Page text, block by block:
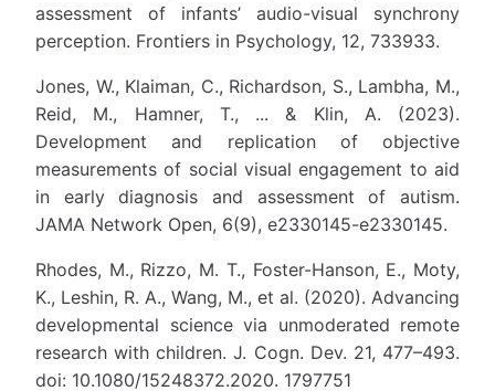
assessment of infants’ audio-visual synchrony
perception. Frontiers in Psychology, 12, 733933.
Jones, W., Klaiman, C., Richardson, S., Lambha, M.,
Reid, M., Hamner, T., ... & Klin, A. (2023).
Development and replication of objective
measurements of social visual engagement to aid
in early diagnosis and assessment of autism.
JAMA Network Open, 6(9), e2330145-e2330145.
Rhodes, M., Rizzo, M. T., Foster-Hanson, E., Moty,
K., Leshin, R. A., Wang, M., et al. (2020). Advancing
developmental science via unmoderated remote
research with children. J. Cogn. Dev. 21, 477–493.
doi: 10.1080/15248372.2020. 1797751